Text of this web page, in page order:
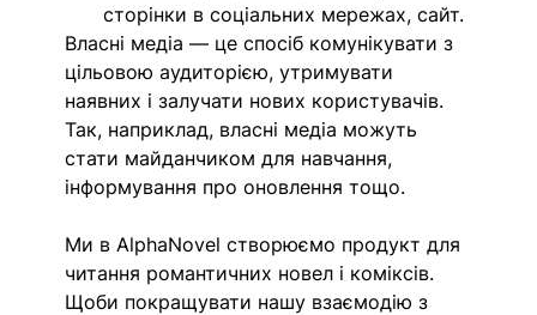
сторінки в соціальних мережах, сайт.
Власні медіа — це спосіб комунікувати з
цільовою аудиторією, утримувати
наявних і залучати нових користувачів.
Так, наприклад, власні медіа можуть
стати майданчиком для навчання,
інформування про оновлення тощо.
Ми в AlphaNovel створюємо продукт для
читання романтичних новел і коміксів.
Щоби покращувати нашу взаємодію з